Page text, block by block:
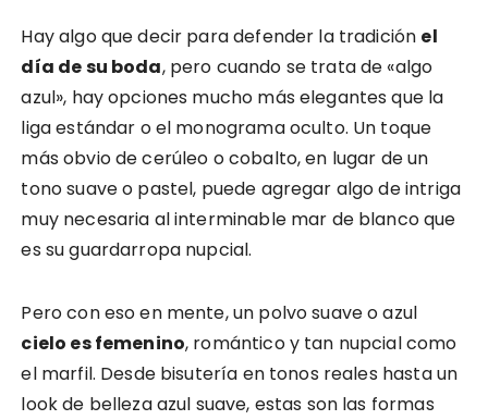
Hay algo que decir para defender la tradición el
día de su boda, pero cuando se trata de «algo
azul», hay opciones mucho más elegantes que la
liga estándar o el monograma oculto. Un toque
más obvio de cerúleo o cobalto, en lugar de un
tono suave o pastel, puede agregar algo de intriga
muy necesaria al interminable mar de blanco que
es su guardarropa nupcial.
Pero con eso en mente, un polvo suave o azul
cielo es femenino, romántico y tan nupcial como
el marfil. Desde bisutería en tonos reales hasta un
look de belleza azul suave, estas son las formas